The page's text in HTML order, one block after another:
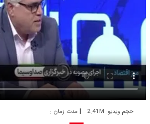
حجم ویدیو: 2.41M | مدت زمان :